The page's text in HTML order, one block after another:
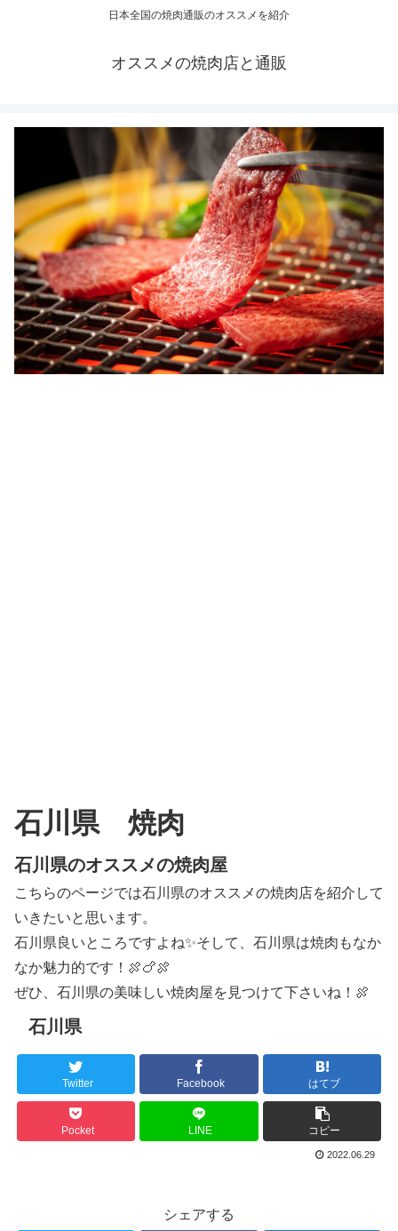
日本全国の焼肉通販のオススメを紹介
オススメの焼肉店と通販
石川県 焼肉
石川県のオススメの焼肉屋
こちらのページでは石川県のオススメの焼肉店を紹介して
いきたいと思います。
石川県良いところですよね✨そして、石川県は焼肉もなか
なか魅力的です！🍖🍗🍖
ぜひ、石川県の美味しい焼肉屋を見つけて下さいね！🍖
石川県
Twitter Facebook はてブ
Pocket LINE コピー
2022.06.29
シェアする